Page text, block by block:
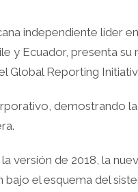
independiente líder
y Ecuador, presenta
Global Reporting
demostrando
la versión de 2018, la
bajo el esquema del